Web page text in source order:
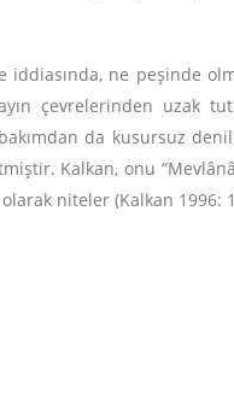
ne peşinde
çevrelerinden uzak
da kusursuz
Kalkan, onu
niteler (Kalkan 1996: